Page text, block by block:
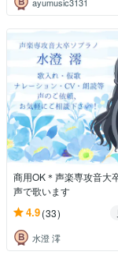
商用OK＊声楽専攻音大
声で歌います
4.9(33)
水澄 澪